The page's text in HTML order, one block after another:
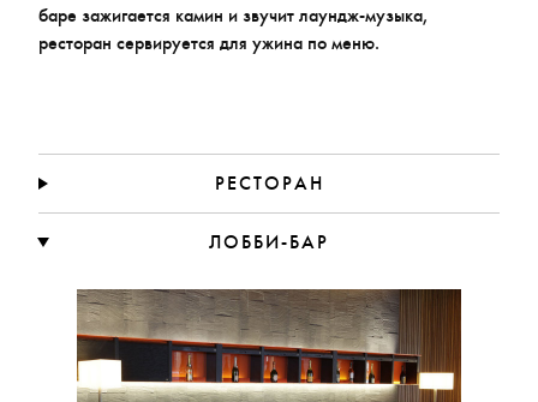
баре зажигается камин и звучит лаундж-музыка,
ресторан сервируется для ужина по меню.
РЕСТОРАН
ЛОББИ-БАР